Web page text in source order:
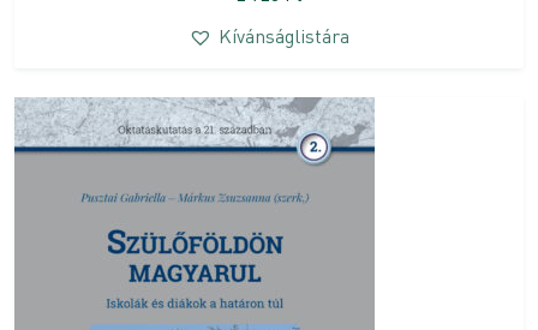
Kívánságlistára